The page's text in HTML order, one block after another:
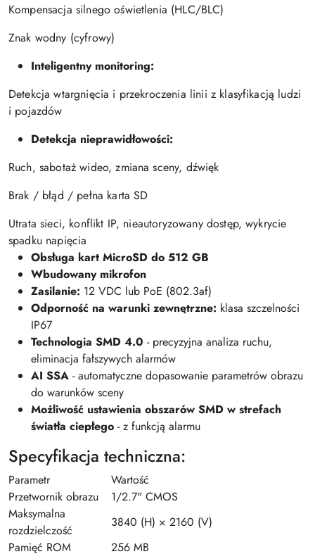
Kompensacja silnego oświetlenia (HLC/BLC)
Znak wodny (cyfrowy)
Inteligentny monitoring:
Detekcja wtargnięcia i przekroczenia linii z klasyfikacją ludzi
i pojazdów
Detekcja nieprawidłowości:
Ruch, sabotaż wideo, zmiana sceny, dźwięk
Brak / błąd / pełna karta SD
Utrata sieci, konflikt IP, nieautoryzowany dostęp, wykrycie
spadku napięcia
Obsługa kart MicroSD do 512 GB
Wbudowany mikrofon
Zasilanie: 12 VDC lub PoE (802.3af)
Odporność na warunki zewnętrzne: klasa szczelności
IP67
Technologia SMD 4.0 - precyzyjna analiza ruchu,
eliminacja fałszywych alarmów
AI SSA - automatyczne dopasowanie parametrów obrazu
do warunków sceny
Możliwość ustawienia obszarów SMD w strefach
światła ciepłego - z funkcją alarmu
Specyfikacja techniczna:
Parametr
Wartość
Przetwornik obrazu
1/2.7" CMOS
Maksymalna
rozdzielczość
3840 (H) × 2160 (V)
Pamięć ROM
256 MB